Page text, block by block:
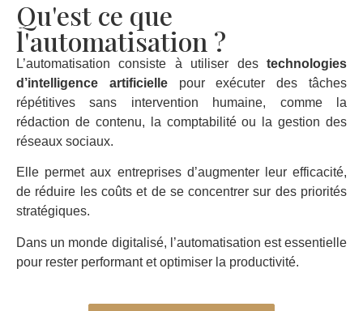
Qu'est ce que
l'automatisation ?
L’automatisation consiste à utiliser des technologies
d’intelligence artificiellepour exécuter des tâches
répétitives sans intervention humaine, comme la
rédaction de contenu, la comptabilité ou la gestion des
réseaux sociaux.
Elle permet aux entreprises d’augmenter leur efficacité,
de réduire les coûts et de se concentrer sur des priorités
stratégiques.
Dans un monde digitalisé, l’automatisation est essentielle
pour rester performant et optimiser la productivité.